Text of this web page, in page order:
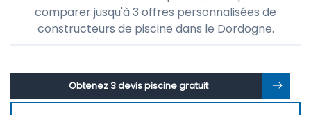
comparer jusqu'à 3 offres personnalisées de
constructeurs de piscine dans le Dordogne.
Obtenez 3 devis piscine gratuit